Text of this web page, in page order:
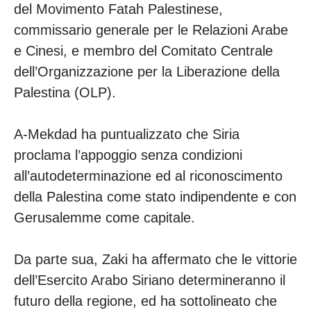
del Movimento Fatah Palestinese,
commissario generale per le Relazioni Arabe
e Cinesi, e membro del Comitato Centrale
dell’Organizzazione per la Liberazione della
Palestina (OLP).
A-Mekdad ha puntualizzato che Siria
proclama l’appoggio senza condizioni
all’autodeterminazione ed al riconoscimento
della Palestina come stato indipendente e con
Gerusalemme come capitale.
Da parte sua, Zaki ha affermato che le vittorie
dell’Esercito Arabo Siriano determineranno il
futuro della regione, ed ha sottolineato che